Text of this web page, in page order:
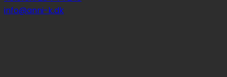
info@anni-k.dk